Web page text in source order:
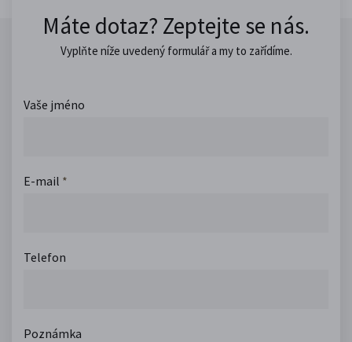
Máte dotaz? Zeptejte se nás.
Vyplňte níže uvedený formulář a my to zařídíme.
Vaše jméno
E-mail *
Telefon
Poznámka